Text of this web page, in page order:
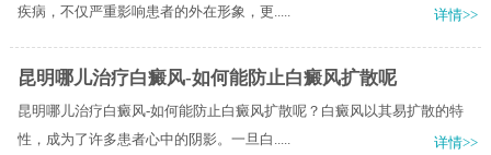
疾病，不仅严重影响患者的外在形象，更.....
详情>>
昆明哪儿治疗白癜风-如何能防止白癜风扩散呢
昆明哪儿治疗白癜风-如何能防止白癜风扩散呢？白癜风以其易扩散的特
性，成为了许多患者心中的阴影。一旦白.....
详情>>